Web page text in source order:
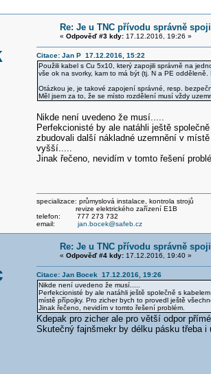
Re: Je u TNC přívodu správně
« Odpověď #3 kdy:17.12.2016, 19:26 »
Citace: Jan P 17.12.2016, 15:22
Použili kabel s Cu 5x10, který zapojili správně na
vše ok na svorky, kam to má být (tj. N a PE
Otázkou je, je takové zapojení správné, resp.
Měl jsem za to, že se místo rozdělení musí vždy
Nikde není uvedeno že musí.....
Perfekcionisté by ale natáhli ještě
zbudovali další nákladné uzemnění v
vyšší.....
Jinak řečeno, nevidím v tomto řešení
specializace: průmyslová instalace, kontrola strojů
revize elektrického zařízení E1B
telefon: 777 273 732
email: jan.bocek@safeb.cz
Re: Je u TNC přívodu správně
« Odpověď #4 kdy:17.12.2016, 19:40 »
Citace: Jan Bocek 17.12.2016, 19:26
Nikde není uvedeno že musí.....
Perfekcionisté by ale natáhli ještě společně s
místě přípojky. Pro zicher bych to provedl ještě
Jinak řečeno, nevidím v tomto řešení problém.
Kdepak pro zicher ale pro větší odpor
Skutečný fajnšmekr by délku pásku třeba